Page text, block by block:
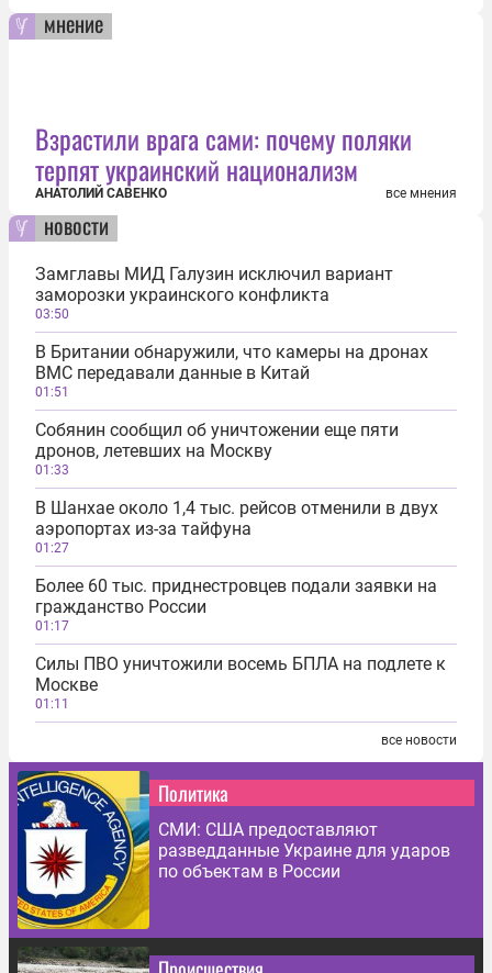
мнение
Взрастили врага сами: почему поляки
терпят украинский национализм
АНАТОЛИЙ САВЕНКО все мнения
новости
Замглавы МИД Галузин исключил вариант
заморозки украинского конфликта
03:50
В Британии обнаружили, что камеры на дронах
ВМС передавали данные в Китай
01:51
Собянин сообщил об уничтожении еще пяти
дронов, летевших на Москву
01:33
В Шанхае около 1,4 тыс. рейсов отменили в двух
аэропортах из-за тайфуна
01:27
Более 60 тыс. приднестровцев подали заявки на
гражданство России
01:17
Силы ПВО уничтожили восемь БПЛА на подлете к
Москве
01:11
все новости
Политика
СМИ: США предоставляют
разведданные Украине для ударов
по объектам в России